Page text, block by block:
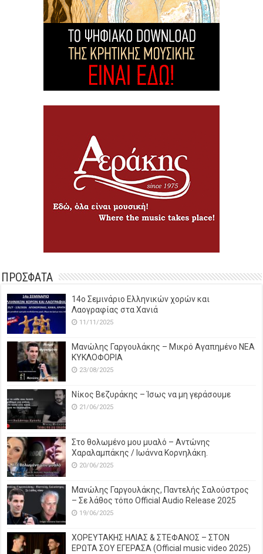
ΠΡΟΣΦΑΤΑ
14o Σεμινάριο Ελληνικών χορών και
Λαογραφίας στα Χανιά
11/11/2025
Μανώλης Γαργουλάκης – Μικρό Αγαπημένο NEΑ
ΚΥΚΛΟΦΟΡΙΑ
23/08/2025
Νίκος Βεζυράκης – Ίσως να μη γεράσουμε
21/06/2025
Στο θολωμένο μου μυαλό – Αντώνης
Χαραλαμπάκης / Ιωάννα Κορνηλάκη.
20/06/2025
Μανώλης Γαργουλάκης, Παντελής Σαλούστρος
– Σε λάθος τόπο Official Audio Release 2025
19/06/2025
ΧΟΡΕΥΤΑΚΗΣ ΗΛΙΑΣ & ΣΤΕΦΑΝΟΣ – ΣΤΟΝ
ΕΡΩΤΑ ΣΟΥ ΕΓΕΡΑΣΑ (Official music video 2025)